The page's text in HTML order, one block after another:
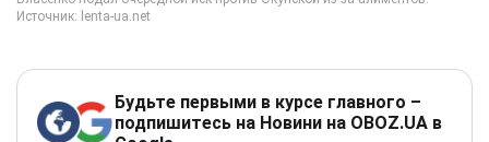
Будьте первыми в курсе главного –
подпишитесь на Новини на OBOZ.UA в